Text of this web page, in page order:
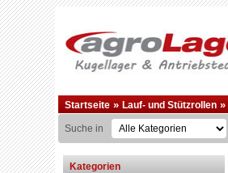
Startseite » Lauf- und Stützrollen »
Suche in
Kategorien